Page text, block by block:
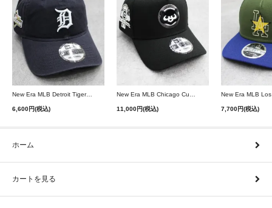
New Era MLB Detroit Tigers Postseason 9Twenty Strapback Cap - Navy
6,600円(税込)
New Era MLB Chicago Cubs 9Forty A-Frame Snapback Cap - Black
11,000円(税込) 7,700円(税込)
ホーム
カートを見る